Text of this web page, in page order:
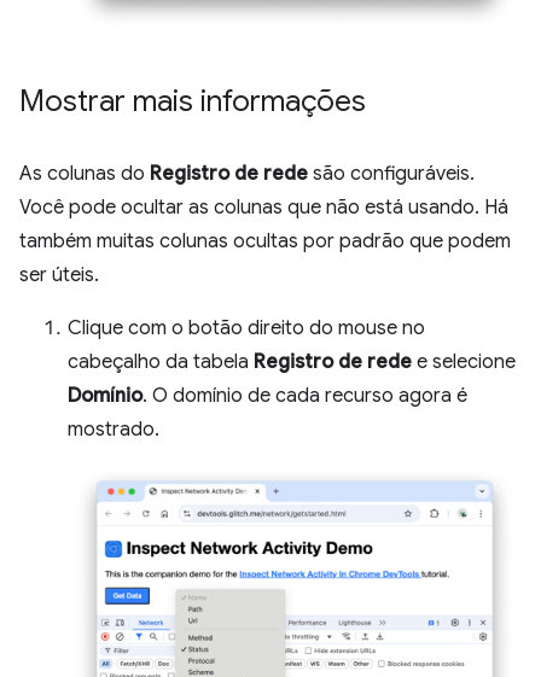
Mostrar mais informações
As colunas do Registro de rede são configuráveis.
Você pode ocultar as colunas que não está usando. Há
também muitas colunas ocultas por padrão que podem
ser úteis.
Clique com o botão direito do mouse no
cabeçalho da tabela Registro de rede e selecione
Domínio. O domínio de cada recurso agora é
mostrado.